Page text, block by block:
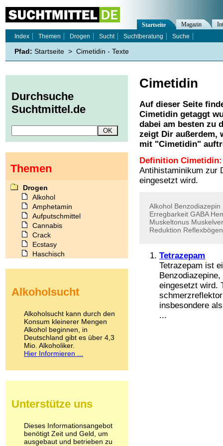
Cimetidin
Auf dieser Seite
Cimetidin getaggt
dabei am besten zu
zeigt Dir außerdem,
mit "Cimetidin"
Definition Cimetidin:
Antihistaminikum zur
eingesetzt wird.
Alkohol Benzodiazepin
Erregbarkeit GABA
Muskeltonus
Reduktion Reflexbögen
Tetrazepam
Tetrazepam ist
eingesetzt wird.
insbesondere
...
Startseite Magazin
Index
Themen Drogen Sucht Suchtberatung Suche
Pfad: Startseite > Cimetidin - Texte
Durchsuche
Suchtmittel.de
Themen
Drogen
Alkohol
Amphetamin
Aufputschmittel
Cannabis
Crack
Ecstasy
Haschisch
Kokain
LSD
Marihuana
Medikamente
Meskalin
Metamphetamin
Methadon
Pilze
Psychopharmaka
Schlafmittel
Schmerzmittel
Alkoholsucht
Alkoholsucht kann durch den
Konsum kleinerer Mengen
Alkohol beginnen, in
Deutschland gibt es über 4,3
Mio. Alkoholiker.
Hier Informieren ...
Unterstütze uns
Dieses Informationsangebot
benötigt Zeit und Geld, um
ausgebaut und betrieben zu